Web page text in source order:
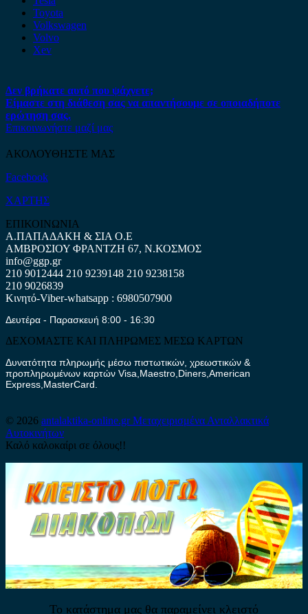
Toyota
Volkswagen
Volvo
Xev
Δεν βρήκατε αυτό που ψάχνετε;
Είμαστε στη διάθεση σας να απαντήσουμε σε οποιαδήποτε
ερώτηση σας.
Επικοινωνήστε μαζί μας
ΑΚΟΛΟΥΘΗΣΤΕ ΜΑΣ
Facebook
ΧΑΡΤΗΣ
ΕΠΙΚΟΙΝΩΝΙΑ
Α.ΠΑΠΑΔΑΚΗ & ΣΙΑ Ο.Ε
ΑΜΒΡΟΣΙΟΥ ΦΡΑΝΤΖΗ 67, Ν.ΚΟΣΜΟΣ
info@ggp.gr
210 9012444 210 9239148 210 9238158
210 9026839
Κινητό-Viber-whatsapp : 6980507900
Δευτέρα - Παρασκευή 8:00 - 16:30
ΔΕΧΟΜΑΣΤΕ ΚΑΙ ΠΛΗΡΩΜΕΣ ΜΕΣΩ ΚΑΡΤΩΝ
Δυνατότητα πληρωμής μέσω πιστωτικών, χρεωστικών &
προπληρωμένων καρτών Visa,Maestro,Diners,American
Express,MasterCard.
© 2026 antalaktika-online.grΜεταχειρισμένα Ανταλλακτικά
Αυτοκινήτων
Καλό καλοκαίρι σε όλους!!
Το κατάστημα μας θα παραμείνει κλειστό